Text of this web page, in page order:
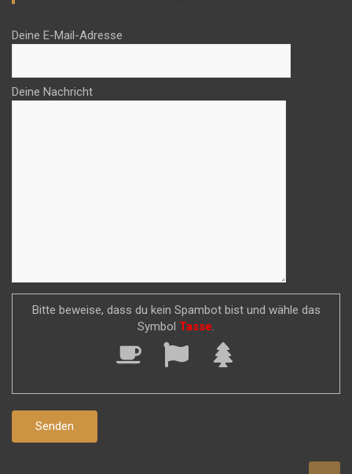
Deine E-Mail-Adresse
Deine Nachricht
Bitte beweise, dass du kein Spambot bist und wähle das
Symbol Tasse.